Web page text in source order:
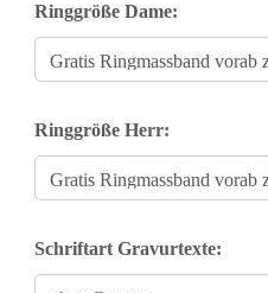
Ringgröße Dame:
Ringgröße Herr:
Schriftart Gravurtexte: